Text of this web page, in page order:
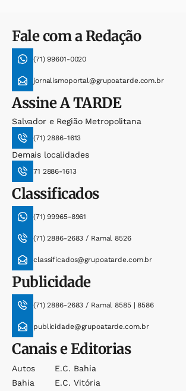
Fale com a Redação
(71) 99601-0020
jornalismoportal@grupoatarde.com.br
AssineA TARDE
Salvador e Região Metropolitana
(71) 2886-1613
Demais localidades
71 2886-1613
Classificados
(71) 99965-8961
(71) 2886-2683 / Ramal 8526
classificados@grupoatarde.com.br
Publicidade
(71) 2886-2683 / Ramal 8585 | 8586
publicidade@grupoatarde.com.br
Canais e Editorias
Autos
Bahia
E.c. Bahia
E.c. Vitória